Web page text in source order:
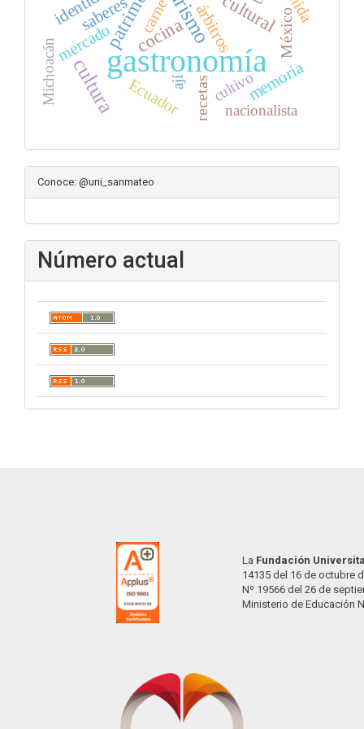
gastronomía
turismo
cultura
cocinaárbitros
saberes
memoria
México
mercado
recetas
Ecuador
carne
cultivo
ají
nacionalista
Michoacán
Conoce: @uni_sanmateo
Número actual
La Fundación
14135 del 16 de octubre
Nº 19566 del 26 de
Ministerio de Educación